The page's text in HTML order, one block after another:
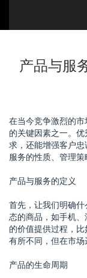
产品与服
在当今竞争激烈的市
的关键因素之一。
求，还能增强客户
服务的性质、管理策
产品与服务的定义
首先，让我们明确什
态的商品，如手机
的价值提供过程，
有所不同，但在市场
产品的生命周期